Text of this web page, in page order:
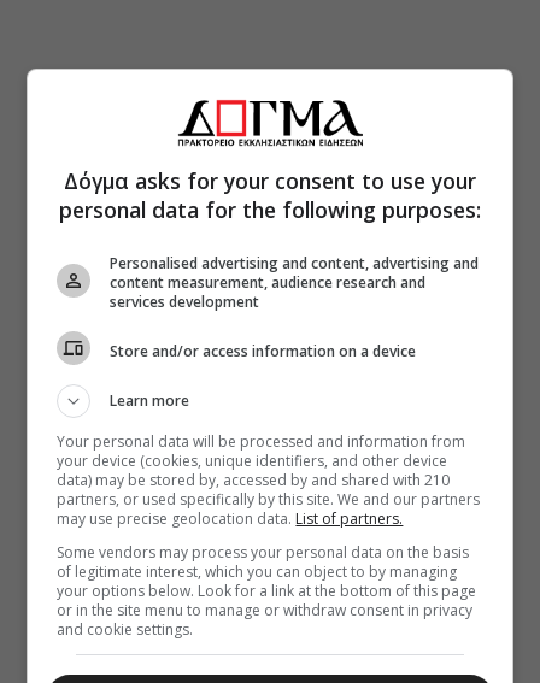
Δόγμα asks for your consent to use your
personal data for the following purposes:
Personalised advertising and content, advertising and
content measurement, audience research and
services development
Store and/or access information on a device
Learn more
Your personal data will be processed and information from
your device (cookies, unique identifiers, and other device
data) may be stored by, accessed by and shared with 210
partners, or used specifically by this site. We and our partners
may use precise geolocation data. List of partners.
Some vendors may process your personal data on the basis
of legitimate interest, which you can object to by managing
your options below. Look for a link at the bottom of this page
or in the site menu to manage or withdraw consent in privacy
and cookie settings.